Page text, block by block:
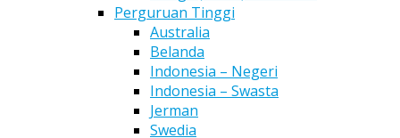
Perguruan Tinggi
Australia
Belanda
Indonesia – Negeri
Indonesia – Swasta
Jerman
Swedia